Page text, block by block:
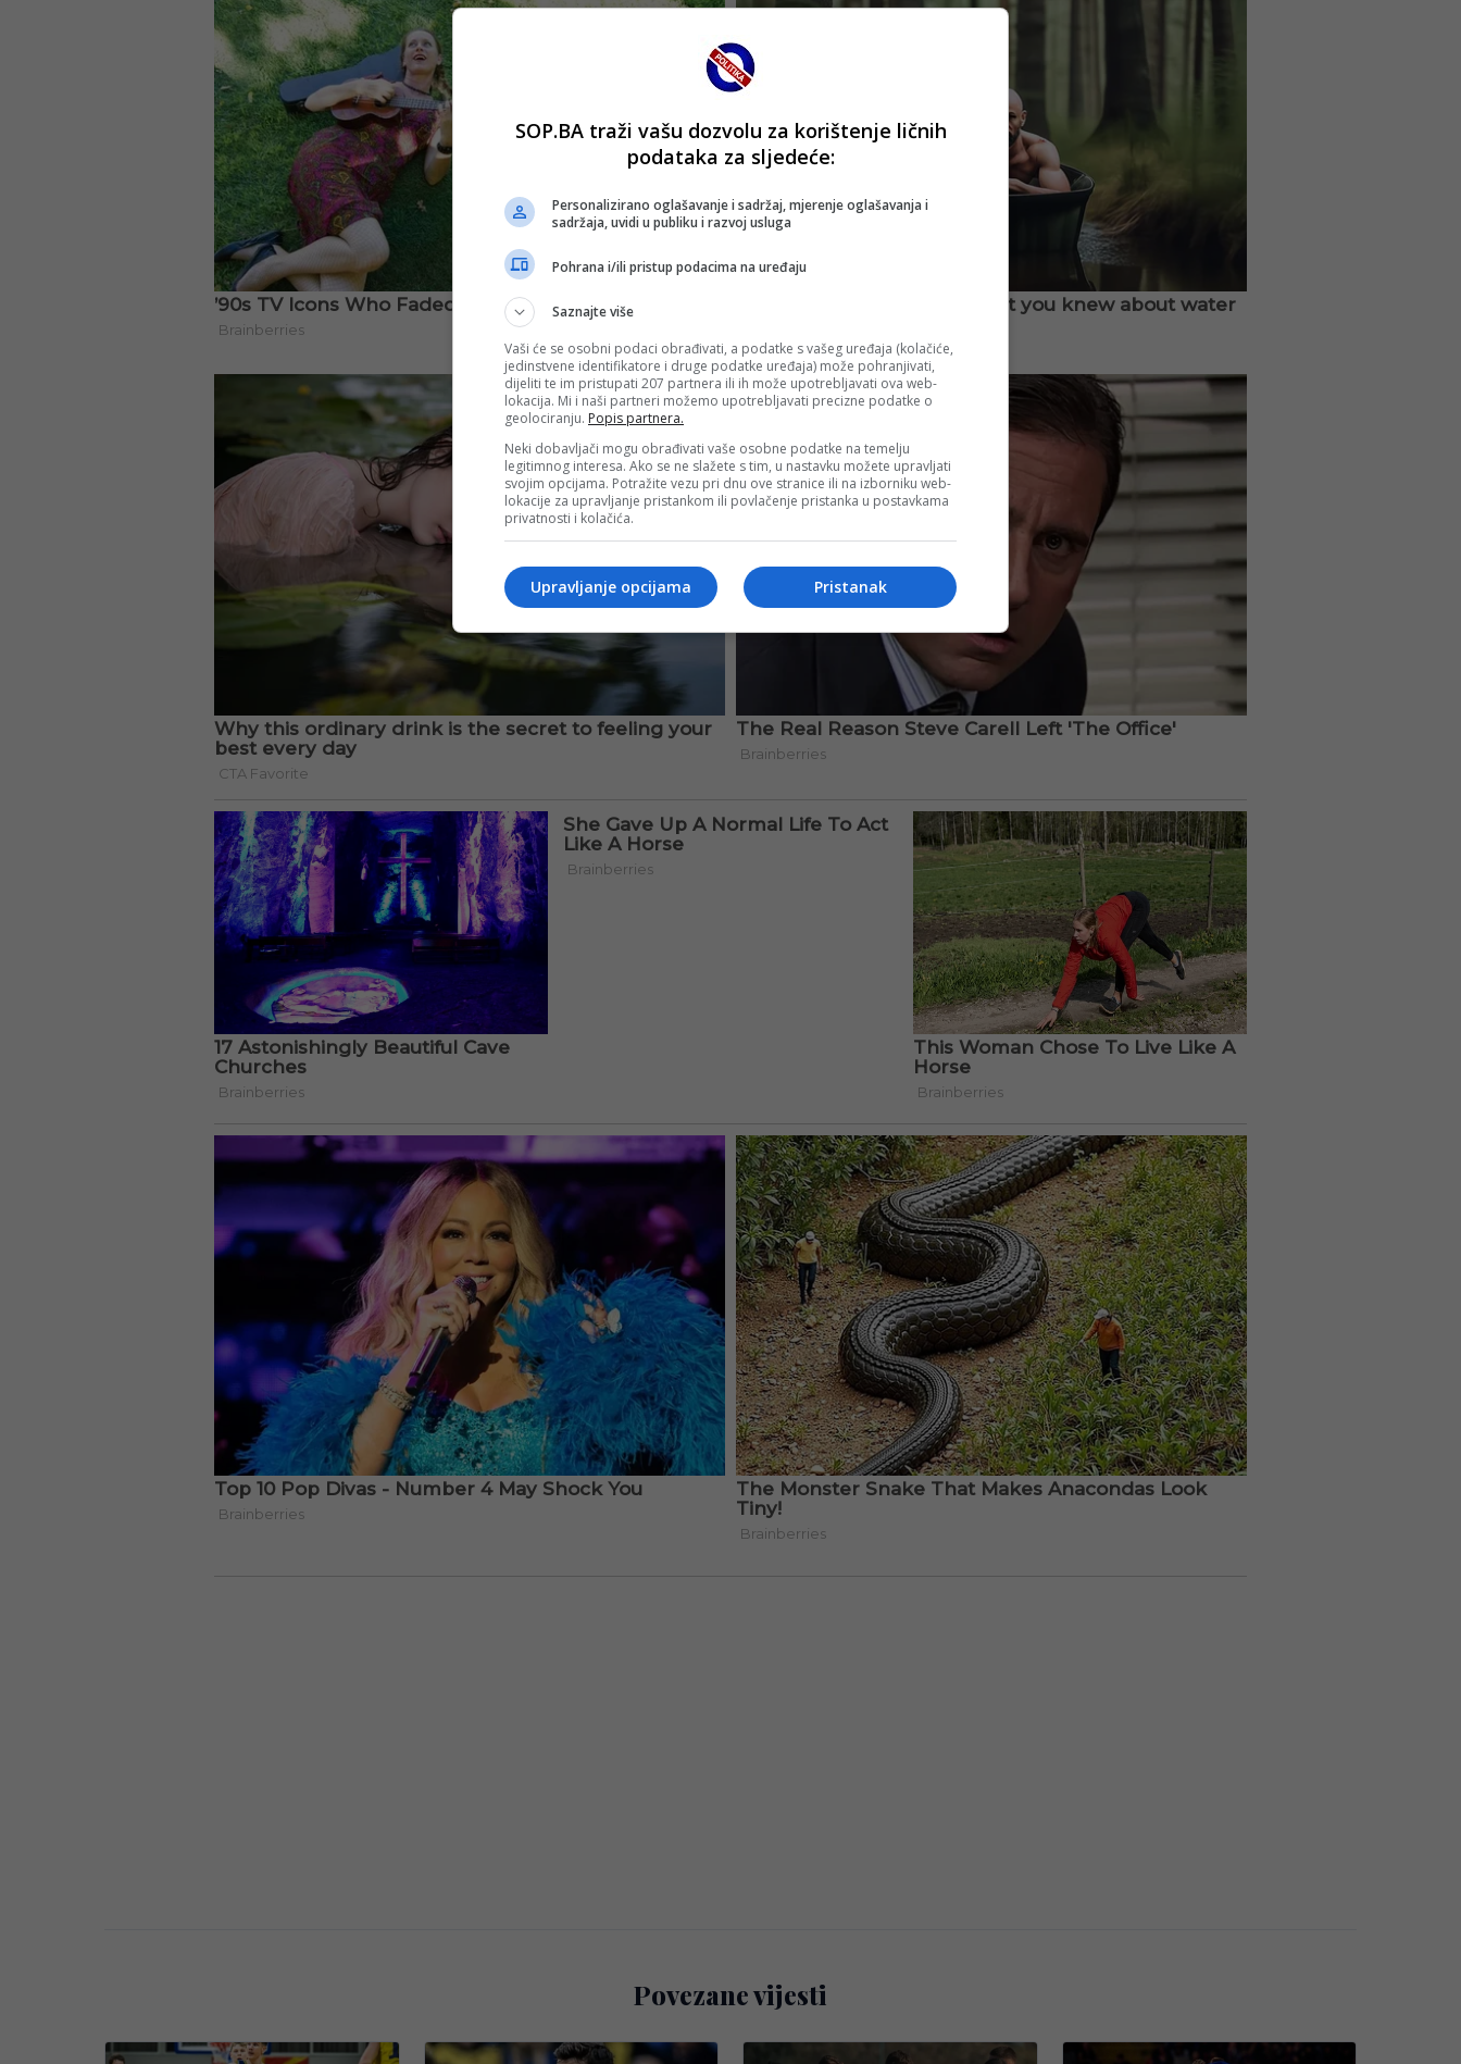
Povezane vijesti
SOP.BA traži vašu dozvolu za korištenje ličnih
podataka za sljedeće:
Personalizirano oglašavanje i sadržaj, mjerenje oglašavanja i
sadržaja, uvidi u publiku i razvoj usluga
Pohrana i/ili pristup podacima na uređaju
Saznajte više
Vaši će se osobni podaci obrađivati, a podatke s vašeg uređaja (kolačiće,
jedinstvene identifikatore i druge podatke uređaja) može pohranjivati,
dijeliti te im pristupati 207 partnera ili ih može upotrebljavati ova web-
lokacija. Mi i naši partneri možemo upotrebljavati precizne podatke o
geolociranju. Popis partnera.
Neki dobavljači mogu obrađivati vaše osobne podatke na temelju
legitimnog interesa. Ako se ne slažete s tim, u nastavku možete upravljati
svojim opcijama. Potražite vezu pri dnu ove stranice ili na izborniku web-
lokacije za upravljanje pristankom ili povlačenje pristanka u postavkama
privatnosti i kolačića.
Pristanak
Upravljanje opcijama